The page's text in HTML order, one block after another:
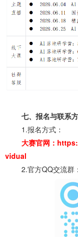
七、报名与联系
1.报名方式：
大赛官网：
vidual
2.官方QQ交流群